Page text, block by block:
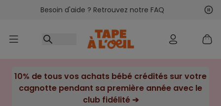
Accéder au contenu
Besoin d'aide ? Retrouvez notre FAQ
10% de tous vos achats bébé crédités sur votre
cagnotte pendant sa première année avec le
club fidélité ➔